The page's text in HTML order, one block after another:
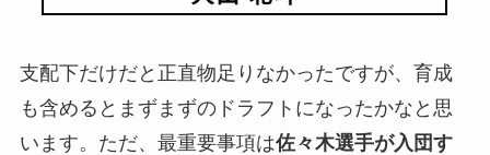
支配下だけだと正直物足りなかったですが、育成
も含めるとまずまずのドラフトになったかなと思
います。ただ、最重要事項は佐々木選手が入団す